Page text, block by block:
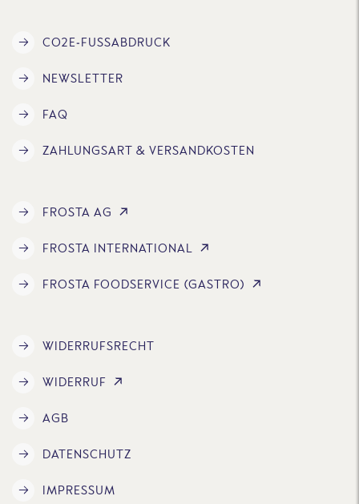
CO2E-FUSSABDRUCK
NEWSLETTER
FAQ
ZAHLUNGSART & VERSANDKOSTEN
FROSTA AG
FROSTA INTERNATIONAL
FROSTA FOODSERVICE (GASTRO)
WIDERRUFSRECHT
WIDERRUF
AGB
DATENSCHUTZ
IMPRESSUM